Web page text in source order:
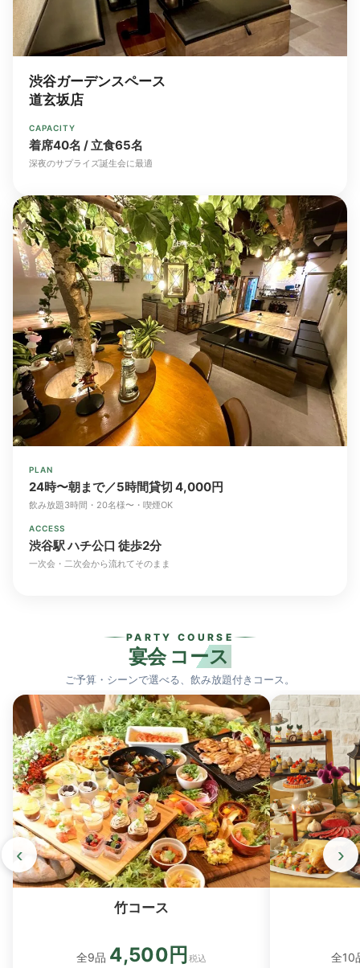
渋谷ガーデンスペース
道玄坂店
CAPACITY
着席40名 / 立食65名
深夜のサプライズ誕生会に最適
PLAN
24時〜朝まで／5時間貸切 4,000円
飲み放題3時間・20名様〜・喫煙OK
ACCESS
渋谷駅 ハチ公口 徒歩2分
一次会・二次会から流れてそのまま
PARTY COURSE
宴会 コース
ご予算・シーンで選べる、飲み放題付きコース。
竹コース
全9品 4,500円 税込
全10
‹ ›